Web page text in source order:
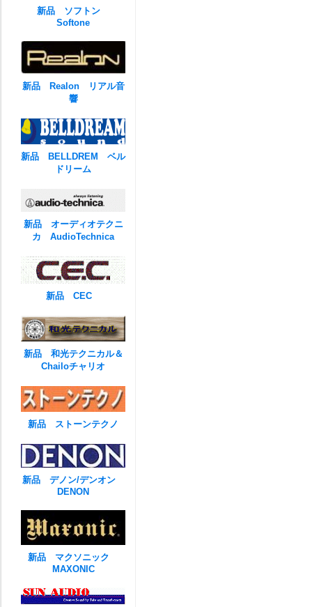
新品 ソフトン
Softone
新品 Realon リアル音
響
新品 BELLDREM ベル
ドリーム
新品 オーディオテクニ
カ AudioTechnica
新品 CEC
新品 和光テクニカル＆
Chailoチャリオ
新品 ストーンテクノ
新品 デノン/デンオン
DENON
新品 マクソニック
MAXONIC